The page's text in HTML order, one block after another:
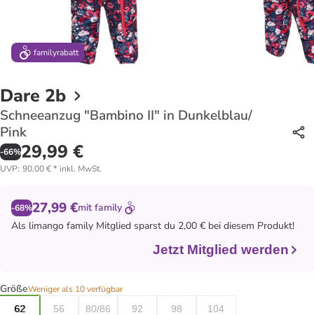
familyrabatt
Dare 2b
Schneeanzug "Bambino II" in Dunkelblau/
Pink
-66%29,99 €
UVP: 90,00 €* inkl. MwSt.
-68%27,99 €mit family
Als limango family Mitglied sparst du 2,00 € bei diesem Produkt!
Jetzt Mitglied werden
GrößeWeniger als 10 verfügbar
62
56 80/86 92 98 104